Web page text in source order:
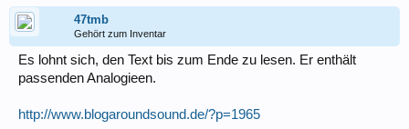
47tmb
Gehört zum Inventar
Es lohnt sich, den Text bis zum Ende zu lesen. Er enthält
passenden Analogieen.
http://www.blogaroundsound.de/?p=1965